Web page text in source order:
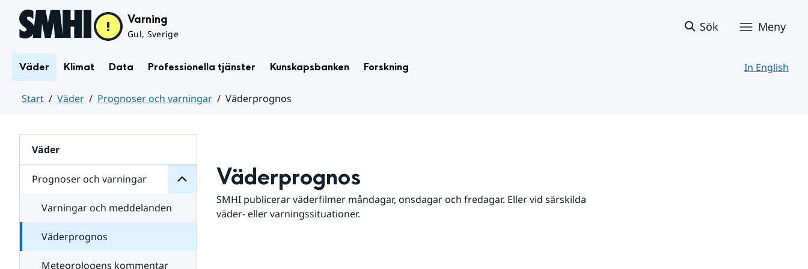
Hoppa till sidans innehåll Varning
Gul, Sverige
Sök Meny
Väder Klimat Data Professionella tjänster Kunskapsbanken Forskning In English
Start Väder Prognoser och varningar
Väderprognos
Väder
Prognoser och varningar
för
varningar
Varningar och meddelanden
Väderprognos
Meteorologens kommentar
Väderprognos
SMHI publicerar väderfilmer måndagar, onsdagar och fredagar. Eller vid särskilda
väder- eller varningssituationer.